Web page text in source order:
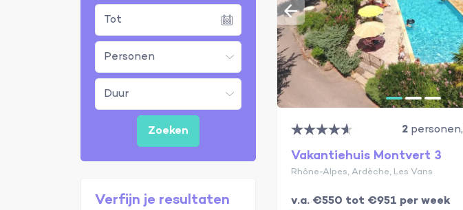
Verfijn je resultaten
2personen,
Vakantiehuis Montvert 3
Rhône-Alpes, Ardèche, Les Vans
v.a. €550 tot €951 per week